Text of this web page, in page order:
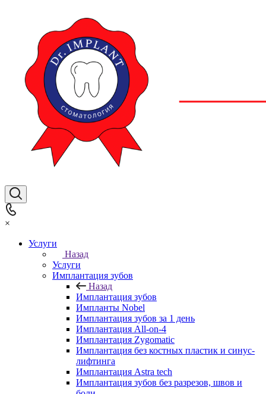
×
Услуги
Назад
Услуги
Имплантация зубов
Назад
Имплантация зубов
Импланты Nobel
Имплантация зубов за 1 день
Имплантация All-on-4
Имплантация Zygomatic
Имплантация без костных пластик и синус-
лифтинга
Имплантация Astra tech
Имплантация зубов без разрезов, швов и